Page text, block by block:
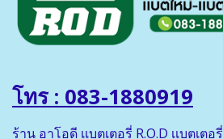
โทร : 083-1880919
ร้าน อาโอดี เเบตเตอรี่ R.O.D เเบตเตอรี่